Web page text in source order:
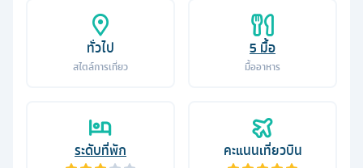
ทั่วไป
สไตล์การเที่ยว
5 มื้อ
มื้ออาหาร
ระดับที่พัก คะแนนเที่ยวบิน